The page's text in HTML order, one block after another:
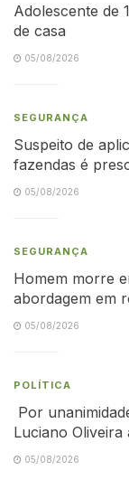
Adolescente de
de casa
05/08/2026
SEGURANÇA
Suspeito de
fazendas é
05/08/2026
SEGURANÇA
Homem morre
abordagem em
05/08/2026
POLÍTICA
Por
Luciano Oliveira
05/08/2026